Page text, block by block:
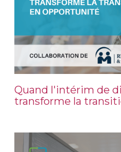
Quand l'intérim de
transforme la